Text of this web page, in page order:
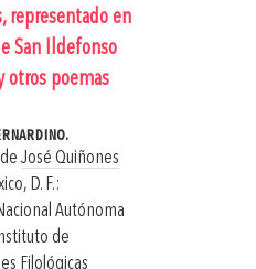
representado en
San Ildefonso
otros poemas
José Quiñones
D. F.:
Autónoma
de
Filológicas